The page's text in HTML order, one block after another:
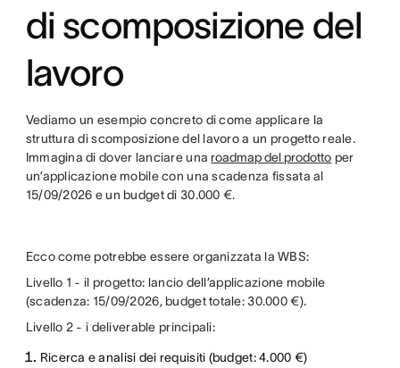
di scomposizione del
lavoro
Vediamo un esempio concreto di come applicare la
struttura di scomposizione del lavoro a un progetto reale.
Immagina di dover lanciare una roadmap del prodotto per
un’applicazione mobile con una scadenza fissata al
15/09/2026 e un budget di 30.000 €.
Ecco come potrebbe essere organizzata la WBS:
Livello 1 - il progetto: lancio dell’applicazione mobile
(scadenza: 15/09/2026, budget totale: 30.000 €).
Livello 2 - i deliverable principali:
Ricerca e analisi dei requisiti (budget: 4.000 €)